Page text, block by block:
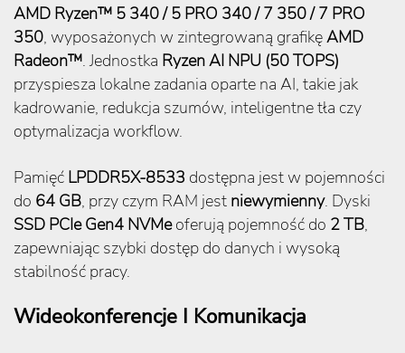
AMD Ryzen™ 5 340 / 5 PRO 340 / 7 350 / 7 PRO
350, wyposażonych w zintegrowaną grafikęAMD
Radeon™. Jednostka Ryzen AI NPU (50 TOPS)
przyspiesza lokalne zadania oparte na AI, takie jak
kadrowanie, redukcja szumów, inteligentne tła czy
optymalizacja workflow.
Pamięć LPDDR5X-8533 dostępna jest w pojemności
do 64 GB, przy czym RAM jest niewymienny. Dyski
SSD PCIe Gen4 NVMeoferują pojemność do 2 TB,
zapewniając szybki dostęp do danych i wysoką
stabilność pracy.
Wideokonferencje I Komunikacja